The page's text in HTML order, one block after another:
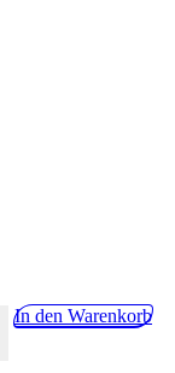
In den Warenkorb